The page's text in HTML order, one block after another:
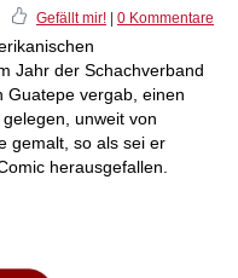
Gefällt mir! 0 Kommentare
Jahr der Schachverband
Guatepe vergab, einen
unweit von
gemalt, so als sei er
herausgefallen.